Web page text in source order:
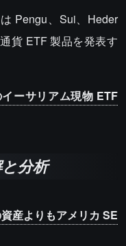
Pengu、Sui、Heder
貨 ETF 製品を発表す
ーサリアム現物 ETF
分析
産よりもアメリカ SE